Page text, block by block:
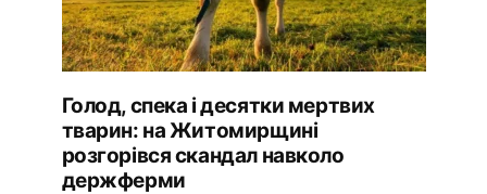
Голод, спека і десятки мертвих
тварин: на Житомирщині
розгорівся скандал навколо
держферми